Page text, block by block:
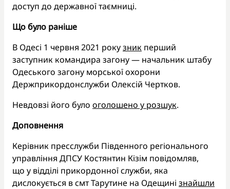
доступ до державної таємниці.
Що було раніше
В Одесі 1 червня 2021 рокузник перший
заступник командира загону — начальник штабу
Одеського загону морської охорони
Держприкордонслужби Олексій Чертков.
Невдовзі його було оголошено у розшук.
Доповнення
Керівник пресслужби Південного регіонального
управління ДПСУ Костянтин Кізім повідомляв,
що у відділі прикордонної служби, яка
дислокується в смт Тарутине на Одещині знайшли